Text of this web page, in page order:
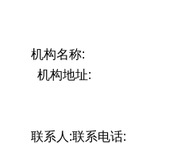
机构名称:
机构地址:
联系人:联系电话: